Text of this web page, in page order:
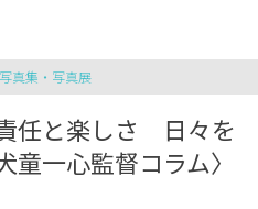
真集・写真展
任と楽しさ 日々を
一心監督コラム〉